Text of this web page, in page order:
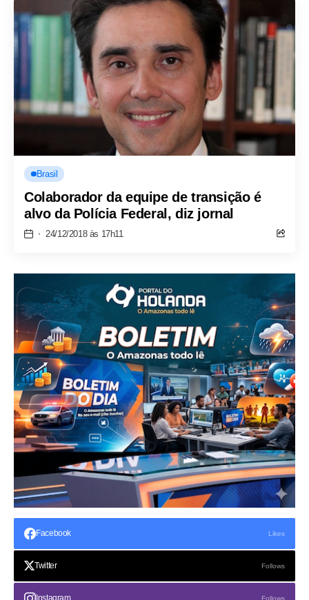
Brasil
Colaborador da equipe de transição é
alvo da Polícia Federal, diz jornal
24/12/2018 às 17h11
Facebook Likes
Twitter Follows
Instagram Follows